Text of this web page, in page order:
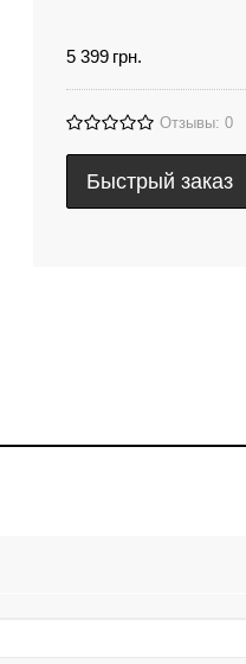
5 399 грн.
Отзывы: 0
Быстрый заказ